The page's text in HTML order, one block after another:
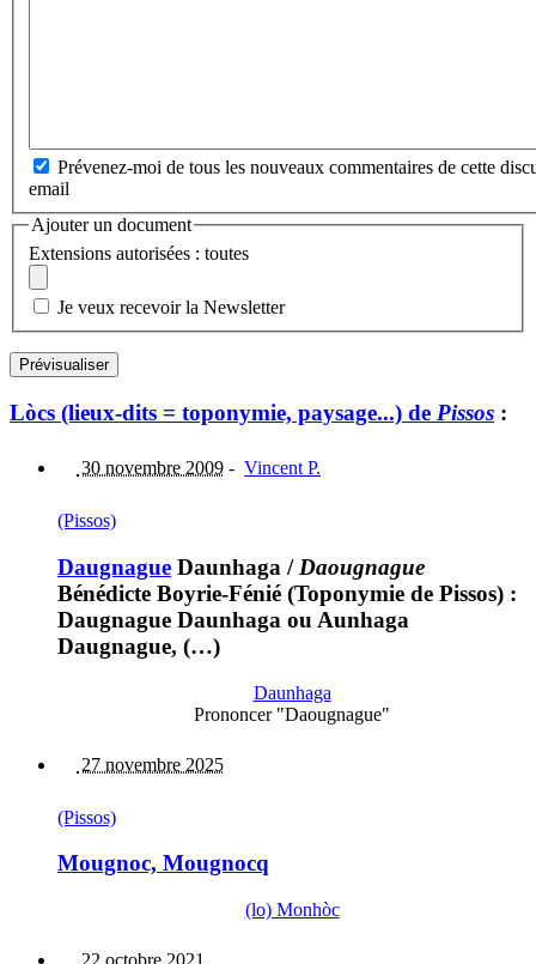
Prévenez-moi de tous les nouveaux commentaires de cette
email
Ajouter un document
Extensions autorisées : toutes
Je veux recevoir la Newsletter
Lòcs (lieux-dits = toponymie, paysage...) de Pissos :
30 novembre 2009 - Vincent P.
(Pissos)
Daugnague Daunhaga / Daougnague
Bénédicte Boyrie-Fénié (Toponymie de Pissos) :
Daugnague Daunhaga ou Aunhaga
Daugnague, (…)
Daunhaga
Prononcer "Daougnague"
27 novembre 2025
(Pissos)
Mougnoc, Mougnocq
(lo) Monhòc